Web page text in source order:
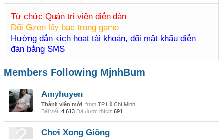
Từ chức Quản trị viên diễn đàn
Đổi Gzen lấy bạc trong game
Hướng dẫn kích hoạt tài khoản, đổi mật khẩu diễn
đàn bằng SMS
Members Following MjnhBum
Amyhuyen
Thành viên mới, from TP.Hồ Chí Minh
Bài viết: 4,613 Đã được thích: 691
Chơi Xong Giông